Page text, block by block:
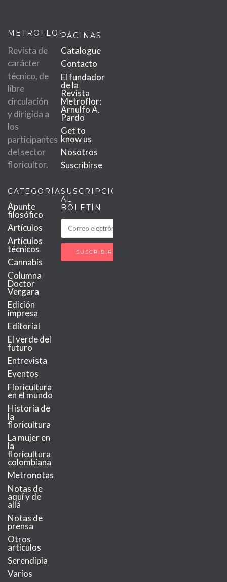
METROFLOR
Revista de
carácter
técnico, de
libre
circulación
y dirigida a
los
participantes
del sector
floricultor.
PÁGINAS
Catalogue
Contacto
El fundador
de la
Revista
Metroflor:
Arnulfo A.
Pardo
Get to
know us
Nosotros
Suscribirse
CATEGORÍAS
Apunte
filosófico
Artículos
Artículos
técnicos
Cannabis
Columna
Doctor
Vergara
Edición
impresa
Editorial
El verde del
futuro
Entrevista
Eventos
Floricultura
en el mundo
Historia de
la
floricultura
La mujer en
la
floricultura
colombiana
Metronotas
Notas de
aquí y de
allá
Notas de
prensa
Otros
artículos
Serendipia
Varios
SUSCRIPCIÓN
AL
BOLETÍN